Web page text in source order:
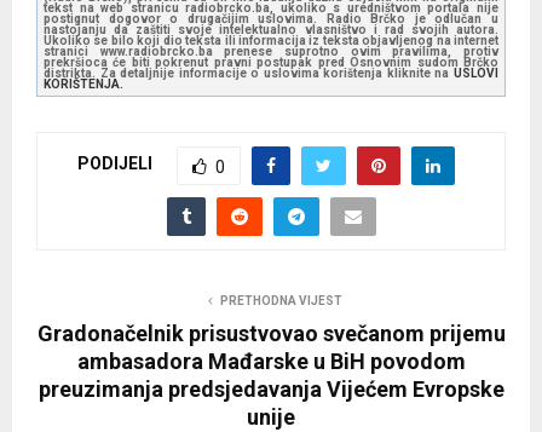
tekst na web stranicu radiobrcko.ba, ukoliko s uredništvom portala nije
postignut dogovor o drugačijim uslovima. Radio Brčko je odlučan u
nastojanju da zaštiti svoje intelektualno vlasništvo i rad svojih autora.
Ukoliko se bilo koji dio teksta ili informacija iz teksta objavljenog na internet
stranici www.radiobrcko.ba prenese suprotno ovim pravilima, protiv
prekršioca će biti pokrenut pravni postupak pred Osnovnim sudom Brčko
distrikta. Za detaljnije informacije o uslovima korištenja kliknite na USLOVI
KORIŠTENJA.
PODIJELI 0
PRETHODNA VIJEST
Gradonačelnik prisustvovao svečanom prijemu
ambasadora Mađarske u BiH povodom
preuzimanja predsjedavanja Vijećem Evropske
unije